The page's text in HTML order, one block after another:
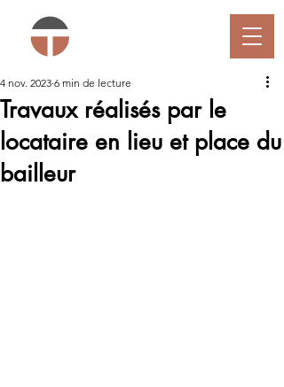
Travaux réalisés par le
locataire en lieu et place du
bailleur
4 nov. 2023 6 min de lecture